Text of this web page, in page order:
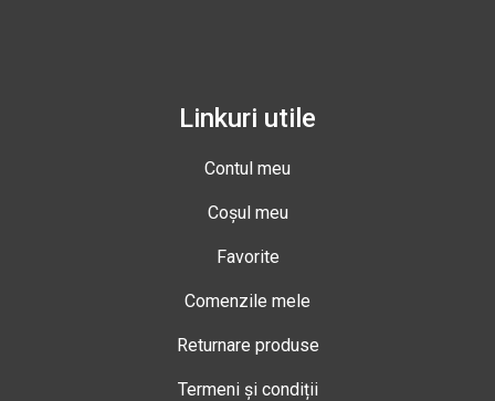
Linkuri utile
Contul meu
Coșul meu
Favorite
Comenzile mele
Returnare produse
Termeni și condiții